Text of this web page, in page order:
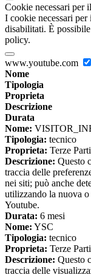
Cookie necessari per
I cookie necessari per
disabilitati. È
policy.
www.youtube.com
Nome
Tipologia
Proprieta
Descrizione
Durata
Nome:
Tipologia: tecnico
Proprieta: Terze Parti
Descrizione: Questo
traccia delle
nei siti; può anche
utilizzando la nuova
Youtube.
Durata: 6 mesi
Nome: YSC
Tipologia: tecnico
Proprieta: Terze Parti
Descrizione: Questo
traccia delle